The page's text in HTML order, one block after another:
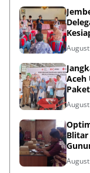
dan
Aceh
Blitar